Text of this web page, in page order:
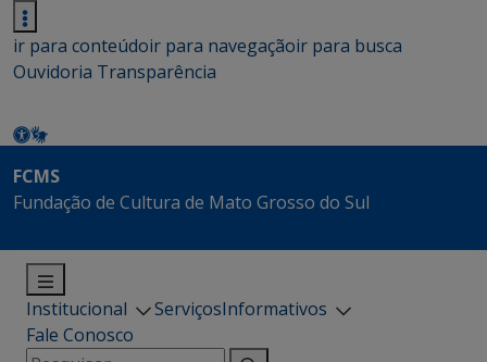
ir para conteúdoir para navegaçãoir para busca
Ouvidoria Transparência
FCMS
Fundação de Cultura de Mato Grosso do Sul
Institucional ServiçosInformativos
Fale Conosco